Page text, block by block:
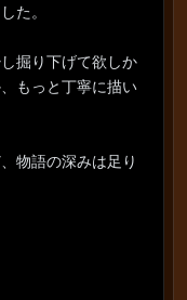
た。
掘り下げて欲しか
もっと丁寧に描い
物語の深みは足り